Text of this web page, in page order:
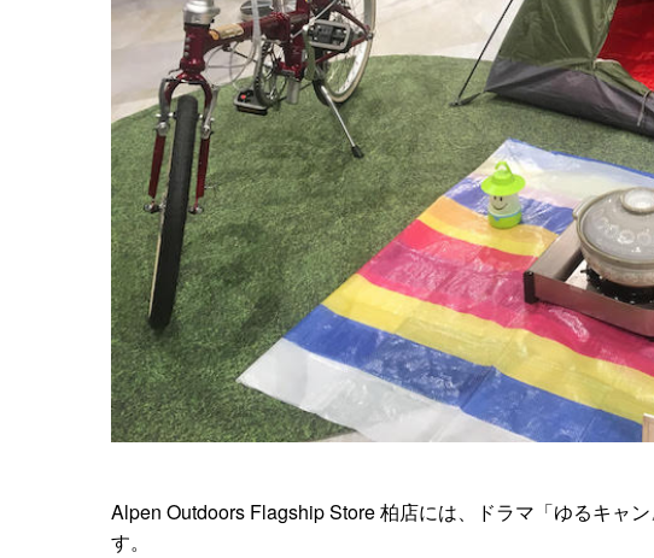
Alpen Outdoors Flagship Store 柏店には、ドラマ「ゆるキャ
す。